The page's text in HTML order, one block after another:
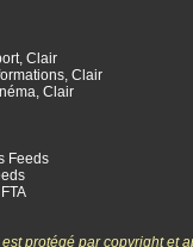
Clair
Clair
Clair
Feeds
protégé par copyright et